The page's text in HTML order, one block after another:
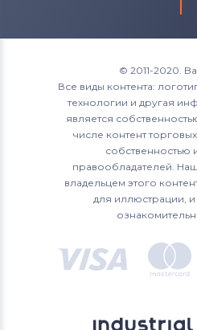
© 2011-2020.
Все виды контента:
технологии и другая
является
числе контент
собственностью
правообладателей.
владельцем этого
для иллюстрации,